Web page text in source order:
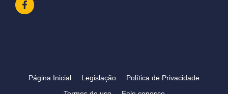
Página Inicial Legislação
Política de Privacidade